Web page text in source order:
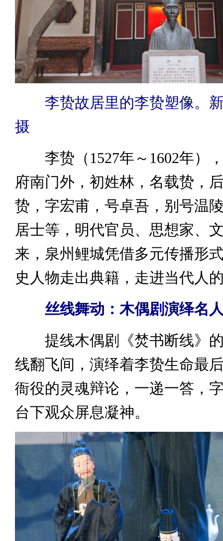
李贽故居里的李贽塑像。新
摄
李贽（1527年～1602年）
府南门外，初姓林，名载贽，
贽，字宏甫，号卓吾，别号温
居士等，明代官员、思想家、
来，泉州鲤城凭借多元传播形
史人物走出典籍，走进当代人
丝线舞动：木偶剧演绎名
提线木偶剧《焚书断线》的
线翻飞间，演绎着李贽生命最
衙役的灵魂辩论，一递一答，
台下观众屏息凝神。